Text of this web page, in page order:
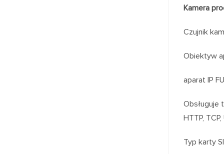
Kamera
Czujnik
Obiektyw
aparat IP
Obsługuje
HTTP, TCP,
Typ karty